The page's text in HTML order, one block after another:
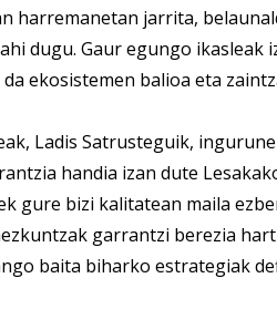
harremanetan jarrita,
dugu. Gaur egungo
ekosistemen balioa eta
Ladis Satrusteguik,
handia izan dute
gure bizi kalitatean maila
garrantzi berezia
baita biharko estrategiak